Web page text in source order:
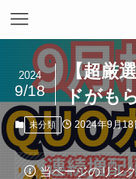
【超厳
ドがも
2024
9/18
未分類 2024年9月18
当ページのリン